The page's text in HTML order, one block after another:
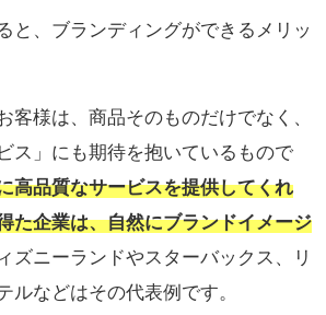
と、ブランディングができるメリッ
客様は、商品そのものだけでなく、
ス」にも期待を抱いているもので
高品質なサービスを提供してくれ
た企業は、自然にブランドイメージ
ズニーランドやスターバックス、リ
ルなどはその代表例です。